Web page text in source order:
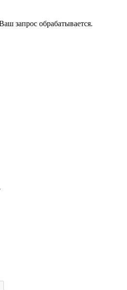
запрос обрабатывается.